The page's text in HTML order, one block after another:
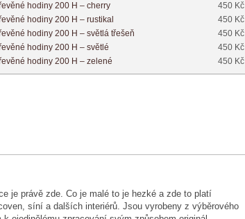
hodiny 200 H – cherry
450 Kč
hodiny 200 H – rustikal
450 Kč
hodiny 200 H – světlá třešeň
450 Kč
hodiny 200 H – světlé
450 Kč
hodiny 200 H – zelené 450 Kč
je právě zde. Co je malé to je hezké a zde to platí
síní a dalších interiérů. Jsou vyrobeny z výběrového